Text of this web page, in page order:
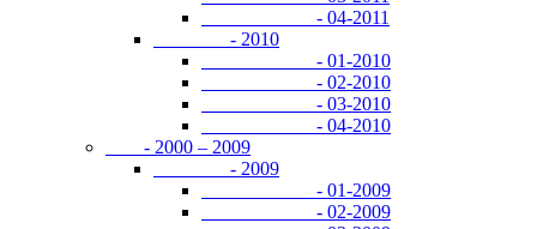
- 04-2011
- 2010
- 01-2010
- 02-2010
- 03-2010
- 04-2010
- 2000 – 2009
- 2009
- 01-2009
- 02-2009